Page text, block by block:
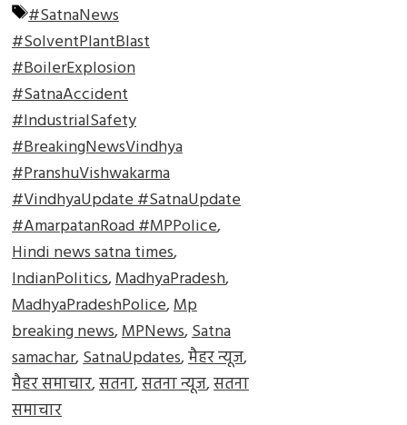
Tags
#SatnaNews
#SolventPlantBlast
#BoilerExplosion
#SatnaAccident
#IndustrialSafety
#BreakingNewsVindhya
#PranshuVishwakarma
#VindhyaUpdate #SatnaUpdate
#AmarpatanRoad #MPPolice,
Hindi news satna times,
IndianPolitics,MadhyaPradesh,
MadhyaPradeshPolice,Mp
breaking news,MPNews,Satna
samachar,SatnaUpdates,मैहर न्यूज,
मैहर समाचार,सतना,सतना न्यूज,सतना
समाचार